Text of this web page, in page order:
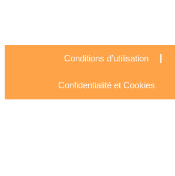
Conditions d’utilisation
Confidentialité et Cookies